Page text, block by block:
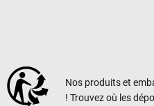
Nos produits et
! Trouvez où les